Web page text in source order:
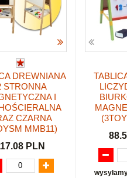
DREWNIANA
STRONNA
I
CZARNA
MMB11)
PLN